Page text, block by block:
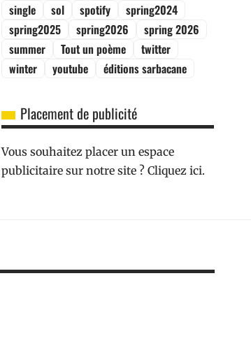
single
sol spotify
spring2024
spring2025
spring2026
spring 2026
summer
Tout un poème
twitter
winter
youtube éditions sarbacane
Placement de publicité
Vous souhaitez placer un espace
publicitaire sur notre site ? Cliquez ici.